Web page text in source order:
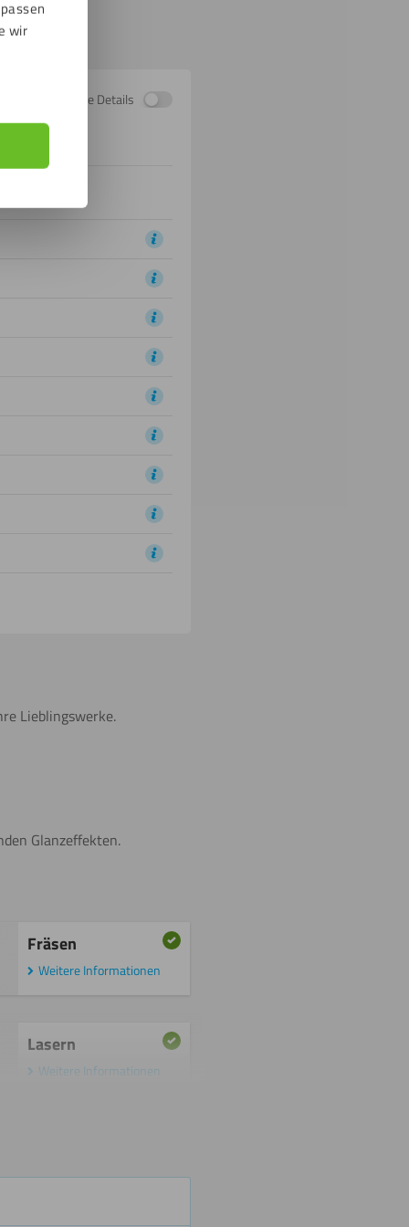
wir
Zeige Details
Lieblingswerke.
Glanzeffekten.
Fräsen
Weitere Informationen
Lasern
Weitere Informationen